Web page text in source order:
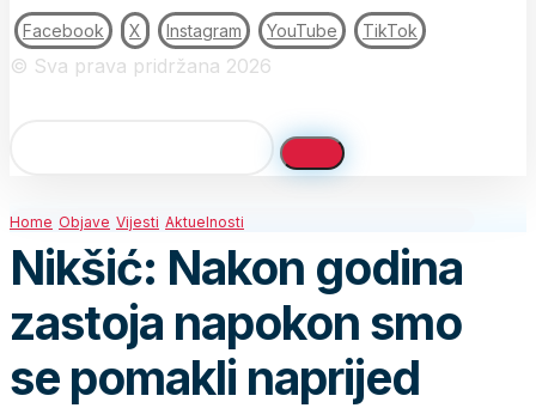
Facebook X Instagram YouTube TikTok
© Sva prava pridržana 2026
Home Objave Vijesti Aktuelnosti
Nikšić: Nakon godina
zastoja napokon smo
se pomakli naprijed